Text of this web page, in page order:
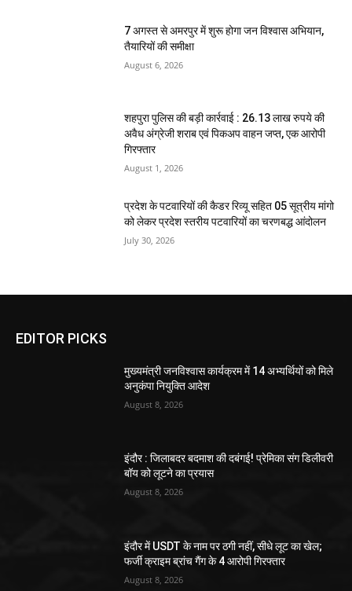
7 अगस्त से अमरपुर में शुरू होगा जन विश्वास अभियान,
तैयारियों की समीक्षा
August 6, 2026
शहपुरा पुलिस की बड़ी कार्रवाई : 26.13 लाख रुपये की
अवैध अंग्रेजी शराब एवं पिकअप वाहन जप्त, एक आरोपी
गिरफ्तार
August 1, 2026
प्रदेश के पटवारियों की कैडर रिव्यू सहित 05 सूत्रीय मांगो
को लेकर प्रदेश स्तरीय पटवारियों का चरणबद्ध आंदोलन
July 30, 2026
EDITOR PICKS
मुख्यमंत्री जनविश्वास कार्यक्रम में 14 अभ्यर्थियों को मिले
अनुकंपा नियुक्ति आदेश
August 8, 2026
इंदौर : जिलाबदर बदमाश की दबंगई! प्रेमिका संग डिलीवरी
बॉय को लूटने का प्रयास
August 8, 2026
इंदौर में USDT के नाम पर ठगी नहीं, सीधे लूट का खेल;
फर्जी क्राइम ब्रांच गैंग के 4 आरोपी गिरफ्तार
August 8, 2026